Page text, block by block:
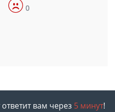
0
вам через 5 минут!